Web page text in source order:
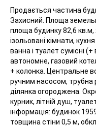
Продається частина
Захисний. Площа
площа будинку 82,6
ізольовані кімнати,
ванна і туалет сумісні
автономне, газовий
+ колонка. Центральне
ручним насосом, трубна
ділянка огороджена.
курник, літній душ,
інформація: будинок
товщина стіни 0,5 м,